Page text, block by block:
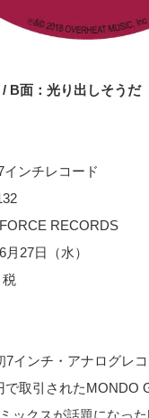
B面：光り出しそうだ
ンチレコード
RECORDS
27日（水）
税
インチ・アナログレコ
で取引されたMONDO
ックスが話題になっ